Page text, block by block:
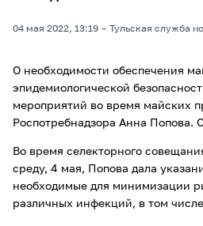
04 мая 2022, 13:19 Тульская служба
О необходимости обеспечения
эпидемиологической
мероприятий во время майских
Роспотребнадзора Анна Попова.
Во время селекторного
среду, 4 мая, Попова дала
необходимые для минимизации
различных инфекций, в том